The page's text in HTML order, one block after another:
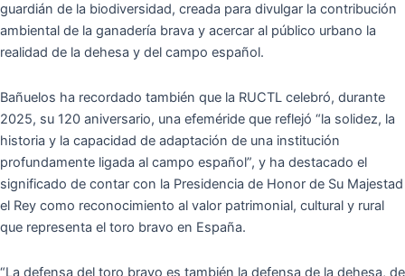
guardián de la biodiversidad, creada para divulgar la contribución
ambiental de la ganadería brava y acercar al público urbano la
realidad de la dehesa y del campo español.
Bañuelos ha recordado también que la RUCTL celebró, durante
2025, su 120 aniversario, una efeméride que reflejó “la solidez, la
historia y la capacidad de adaptación de una institución
profundamente ligada al campo español”, y ha destacado el
significado de contar con la Presidencia de Honor de Su Majestad
el Rey como reconocimiento al valor patrimonial, cultural y rural
que representa el toro bravo en España.
“La defensa del toro bravo es también la defensa de la dehesa, de